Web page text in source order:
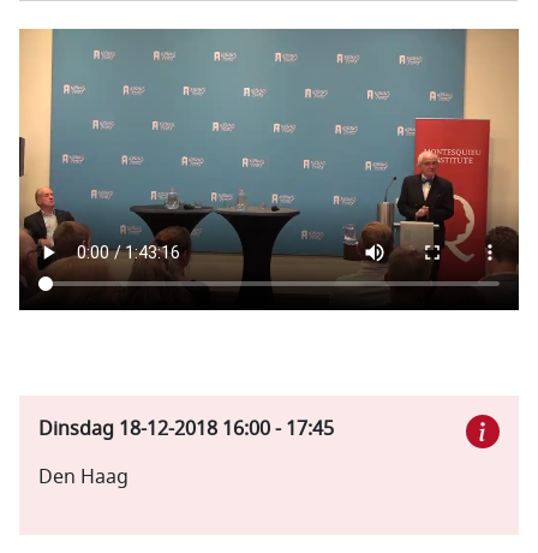
Filmbestand
Dinsdag 18-12-2018 16:00-17:45
Den Haag